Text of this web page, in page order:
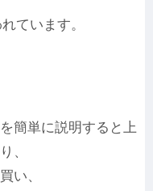
ています。
簡単に説明すると上
、
い、